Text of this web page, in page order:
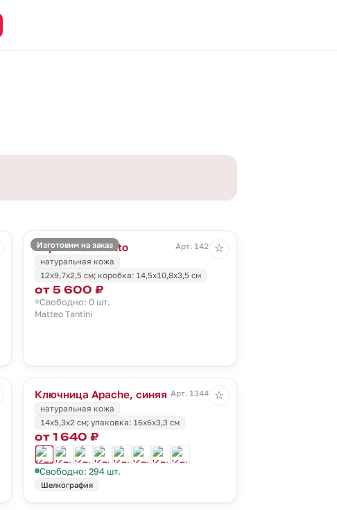
Изготовим на заказ
Портмоне Coretto
Арт. 1429.55
натуральная кожа
12х9,7х2,5 см; коробка: 14,5х10,8х3,5 см
от 5 600 ₽
Свободно: 0 шт.
Matteo Tantini
☆
Ключница Apache, синяя Арт. 13442.40
натуральная кожа
14х5,3x2 см; упаковка: 16х6х3,3 см
от 1 640 ₽
Свободно: 294 шт.
Шелкография
☆